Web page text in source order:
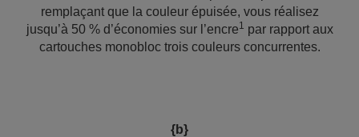
remplaçant que la couleur épuisée, vous réalisez
jusqu’à 50 % d’économies sur l’encre1 par rapport aux
cartouches monobloc trois couleurs concurrentes.
{b}